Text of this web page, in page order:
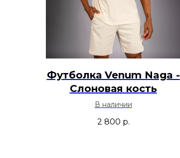
Футболка Venum Naga -
Слоновая кость
В наличии
2 800 р.